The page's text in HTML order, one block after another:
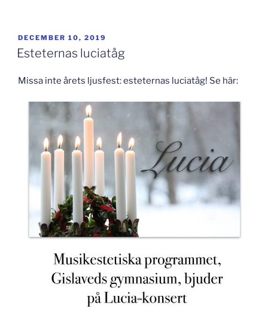
PUBLICERAT
DECEMBER 10, 2019
Esteternas luciatåg
Missa inte årets ljusfest: esteternas luciatåg! Se här: